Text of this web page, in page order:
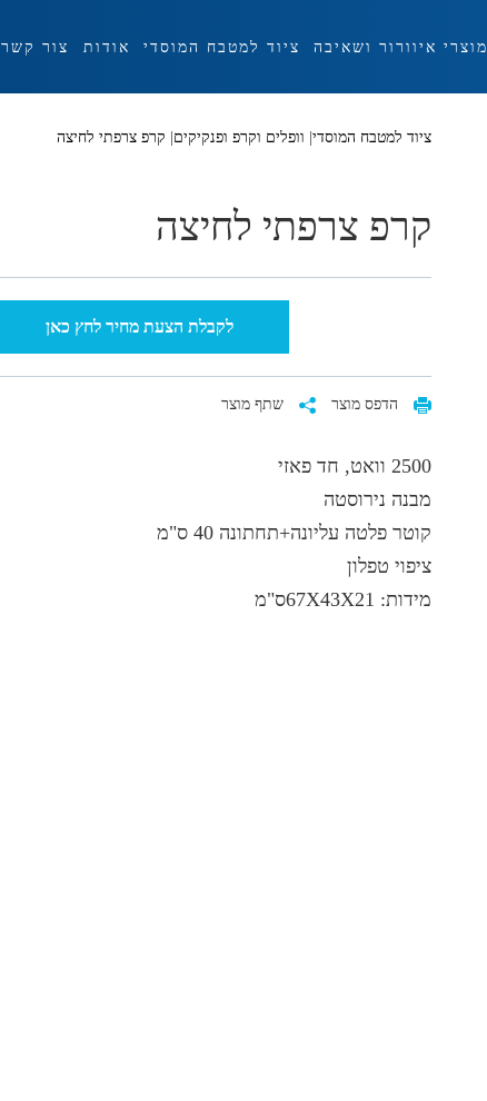
מוצרי איוורור ושאיבה ציוד למטבח המוסדי אודות צור קשר
ציוד למטבח המוסדי וופלים וקרפ ופנקיקים קרפ צרפתי לחיצה
קרפ צרפתי לחיצה
לקבלת הצעת מחיר לחץ כאן
הדפס מוצר שתף מוצר
2500 וואט, חד פאזי
מבנה נירוסטה
קוטר פלטה עליונה+תחתונה 40 ס"מ
ציפוי טפלון
מידות: 67X43X21ס"מ